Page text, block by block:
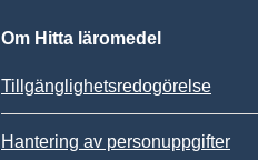
Om Hitta läromedel
Tillgänglighetsredogörelse
Hantering av personuppgifter